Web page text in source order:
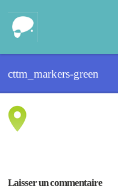
cttm_markers-green
Laisser un commentaire